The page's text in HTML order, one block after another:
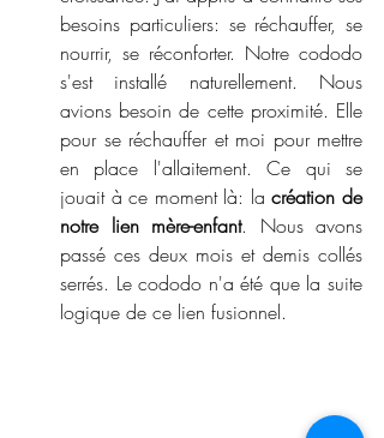
besoins particuliers: se réchauffer, se
nourrir, se réconforter. Notre cododo
s'est installé naturellement. Nous
avions besoin de cette proximité. Elle
pour se réchauffer et moi pour mettre
en place l'allaitement. Ce qui se
jouait à ce moment là: la création de
notre lien mère-enfant. Nous avons
passé ces deux mois et demis collés
serrés. Le cododo n'a été que la suite
logique de ce lien fusionnel.